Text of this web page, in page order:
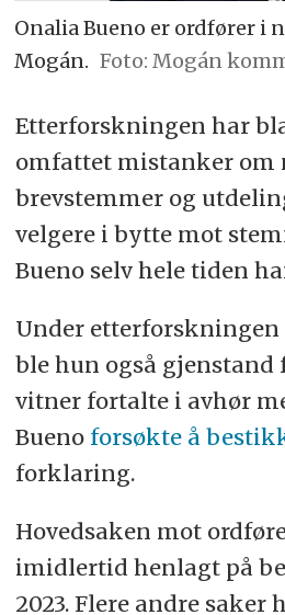
Onalia Bueno er ordfører i
Mogán.
Mogán
Etterforskningen har
omfattet mistanker om
brevstemmer og
velgere i bytte mot
Bueno selv hele tiden
Under etterforskningen
ble hun også
vitner fortalte i avhør
Bueno forsøkte å
forklaring.
Hovedsaken mot
imidlertid henlagt på
2023. Flere andre saker